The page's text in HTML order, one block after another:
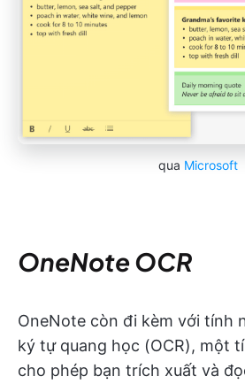
qua Microsoft
OneNote OCR
OneNote còn đi kèm với tính
ký tự quang học (OCR), một
cho phép bạn trích xuất và